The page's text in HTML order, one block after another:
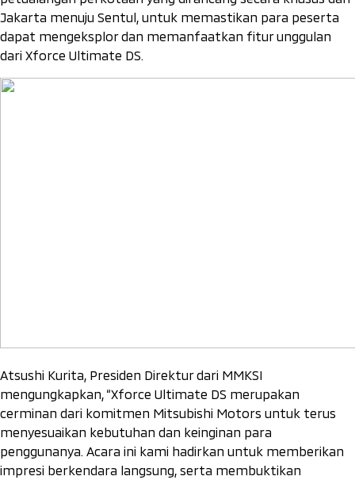
Jakarta menuju Sentul, untuk memastikan para peserta
dapat mengeksplor dan memanfaatkan fitur unggulan
dari Xforce Ultimate DS.
Atsushi Kurita, Presiden Direktur dari MMKSI
mengungkapkan, “Xforce Ultimate DS merupakan
cerminan dari komitmen Mitsubishi Motors untuk terus
menyesuaikan kebutuhan dan keinginan para
penggunanya. Acara ini kami hadirkan untuk memberikan
impresi berkendara langsung, serta membuktikan